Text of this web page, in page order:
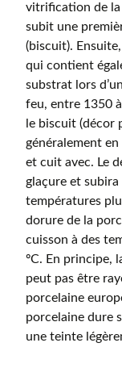
vitrification de la
subit une
(biscuit).
qui contient
substrat lors
feu, entre 1350
le biscuit (décor
généralement
et cuit avec. Le
glaçure et
températures
dorure de la
cuisson à des
ºC. En principe,
peut pas être
porcelaine
porcelaine dure
une teinte